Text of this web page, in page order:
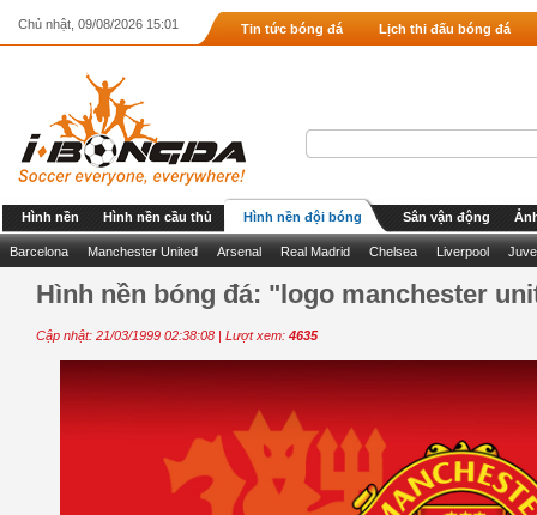
Chủ nhật, 09/08/2026 15:01 Tin tức bóng đá Lịch thi đấu bóng đá
Hình nền Hình nền cầu thủ Hình nền đội bóng Sân vận động
Barcelona Manchester United Arsenal Real Madrid Chelsea Liverpool
Hình nền bóng đá: "logo manchester
Cập nhật: 21/03/1999 02:38:08 | Lượt xem: 4635